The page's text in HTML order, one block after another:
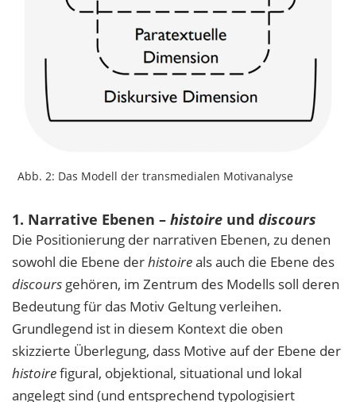
Abb. 2: Das Modell der transmedialen Motivanalyse
1. Narrative Ebenen – histoire und discours
Die Positionierung der narrativen Ebenen, zu denen
sowohl die Ebene derhistoireals auch die Ebene des
discours gehören, im Zentrum des Modells soll deren
Bedeutung für das Motiv Geltung verleihen.
Grundlegend ist in diesem Kontext die oben
skizzierte Überlegung, dass Motive auf der Ebene der
histoirefigural, objektional, situational und lokal
angelegt sind (und entsprechend typologisiert